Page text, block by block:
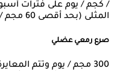
/ كجم / يوم على فترات
المثلى (بحد أقصى 60 مجم / كجم / يوم)
صرع رمعي عضلي